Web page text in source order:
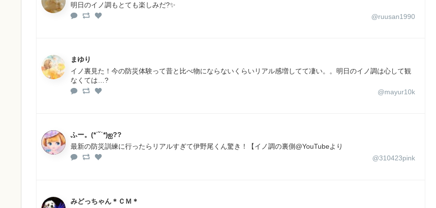
明日のイノ調もとても楽しみだ?✨
@ruusan1990
まゆり
イノ裏見た！今の防災体験って昔と比べ物にならないくらいリアル感増してて凄い。。明日のイノ調は心して観
なくては…?
@mayur10k
ふー。(*˙˘˙*)ஐ??
最新の防災訓練に行ったらリアルすぎて伊野尾くん驚き！【イノ調の裏側@YouTubeより
@310423pink
みどっちゃん＊ＣＭ＊